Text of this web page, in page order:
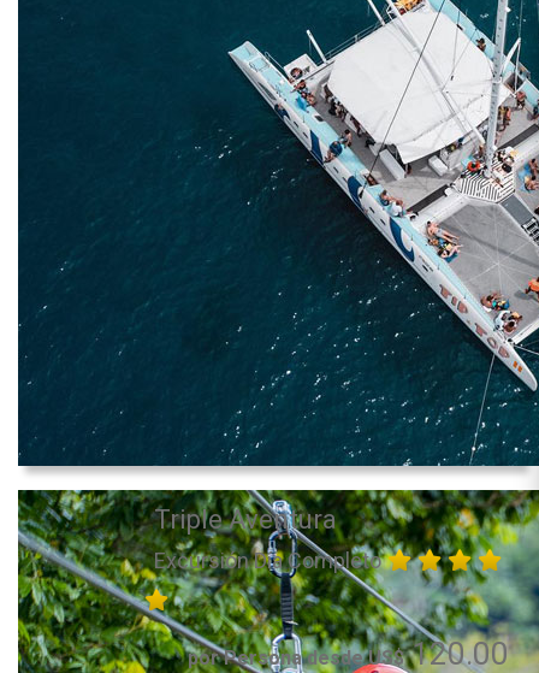
Triple Aventura
Excursión Día Completo
por Persona desde US$120.00